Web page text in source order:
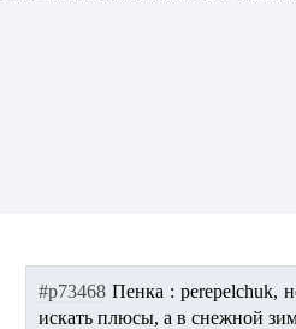
#p73468 Пенка : perepelchuk,
искать плюсы, а в снежной